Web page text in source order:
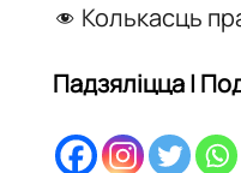
Колькасць
Падзяліцца |